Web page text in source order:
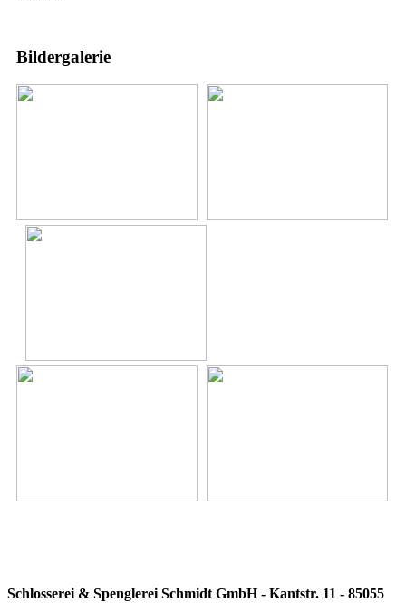
Bildergalerie
Schlosserei & Spenglerei Schmidt GmbH - Kantstr. 11 - 85055